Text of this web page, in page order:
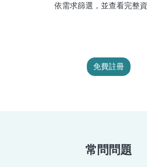
依需求篩選，並查看完整資
免費註冊
常問問題